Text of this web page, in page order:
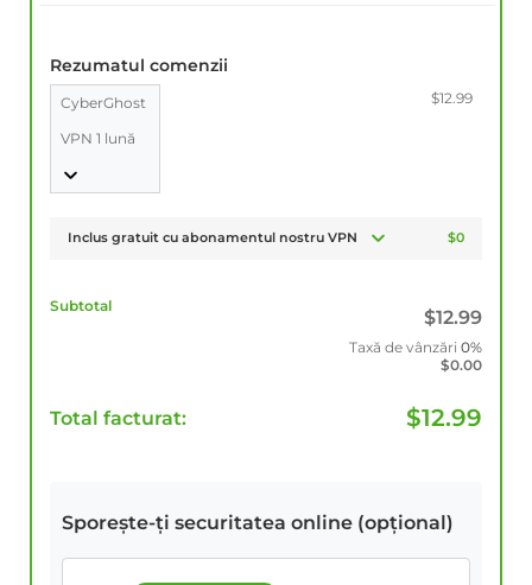
Rezumatul comenzii
CyberGhost
VPN 1 lună
$12.99
Inclus gratuit cu abonamentul nostru VPN $0
Subtotal
$12.99
Taxă de vânzări 0%
$0.00
Total facturat: $12.99
Sporește-ți securitatea online (opțional)